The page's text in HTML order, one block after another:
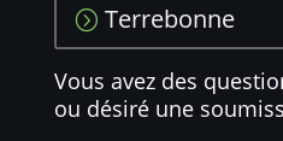
Terrebonne
Vous avez des
ou désiré une